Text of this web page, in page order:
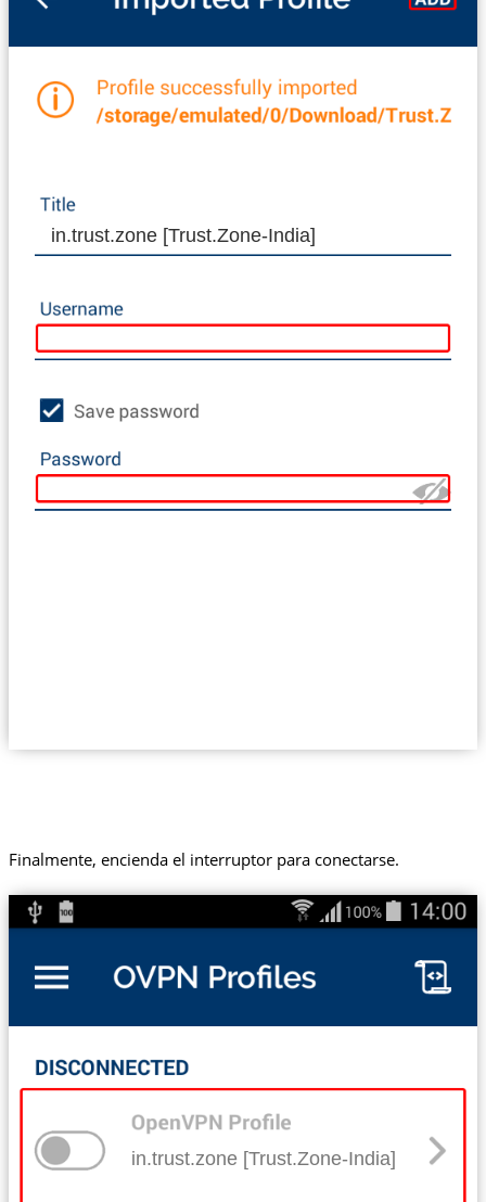
in.trust.zone [Trust.Zone-India]
Finalmente, encienda el interruptor para conectarse.
in.trust.zone [Trust.Zone-India]